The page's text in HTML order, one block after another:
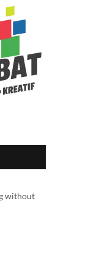
without